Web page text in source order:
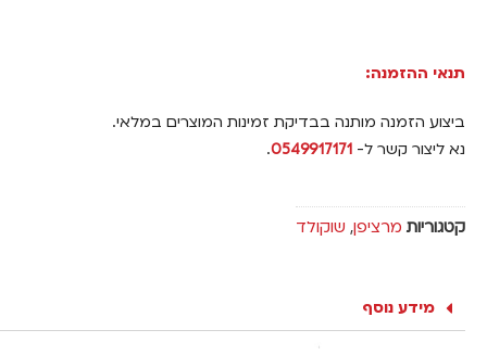
תנאי ההזמנה:
ביצוע הזמנה מותנה בבדיקת זמינות המוצרים במלאי.
נא ליצור קשר ל- 0549917171
.
קטגוריות מרציפן, שוקולד
מידע נוסף